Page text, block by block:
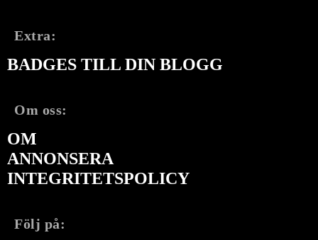
Extra:
BADGES TILL DIN BLOGG
Om oss:
OM
ANNONSERA
INTEGRITETSPOLICY
Följ på: